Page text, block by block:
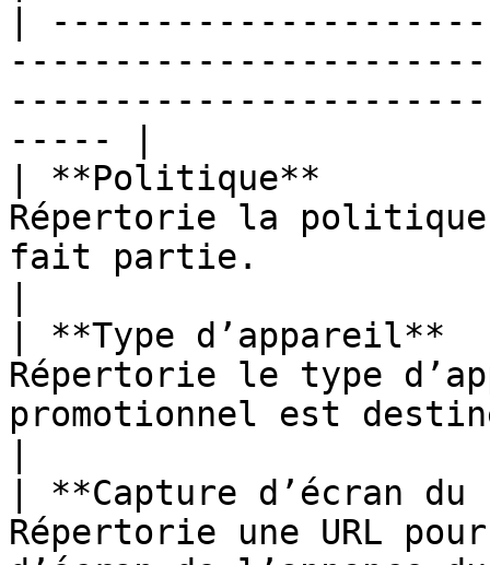
|
----- |
| **Politique**
Répertorie la politique
fait partie.
| **Type
Répertorie le type
promotionnel est
| **Capture d’écran
Répertorie une URL